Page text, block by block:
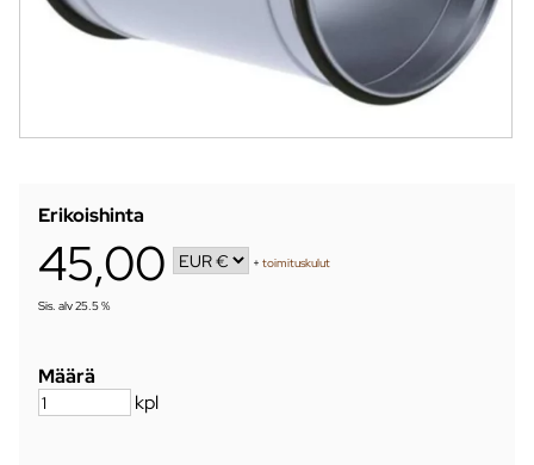
Erikoishinta
45,00 +toimituskulut
Sis. alv 25.5 %
Määrä
kpl